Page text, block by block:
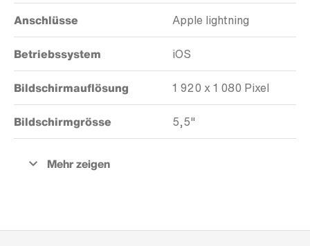
Anschlüsse Apple lightning
Betriebssystem iOS
Bildschirmauflösung 1 920 x 1 080 Pixel
Bildschirmgrösse 5,5"